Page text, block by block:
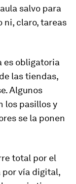
salvo para
ni, claro, tareas
es obligatoria
las tiendas,
Algunos
los pasillos y
se la ponen
total por el
por vía digital,